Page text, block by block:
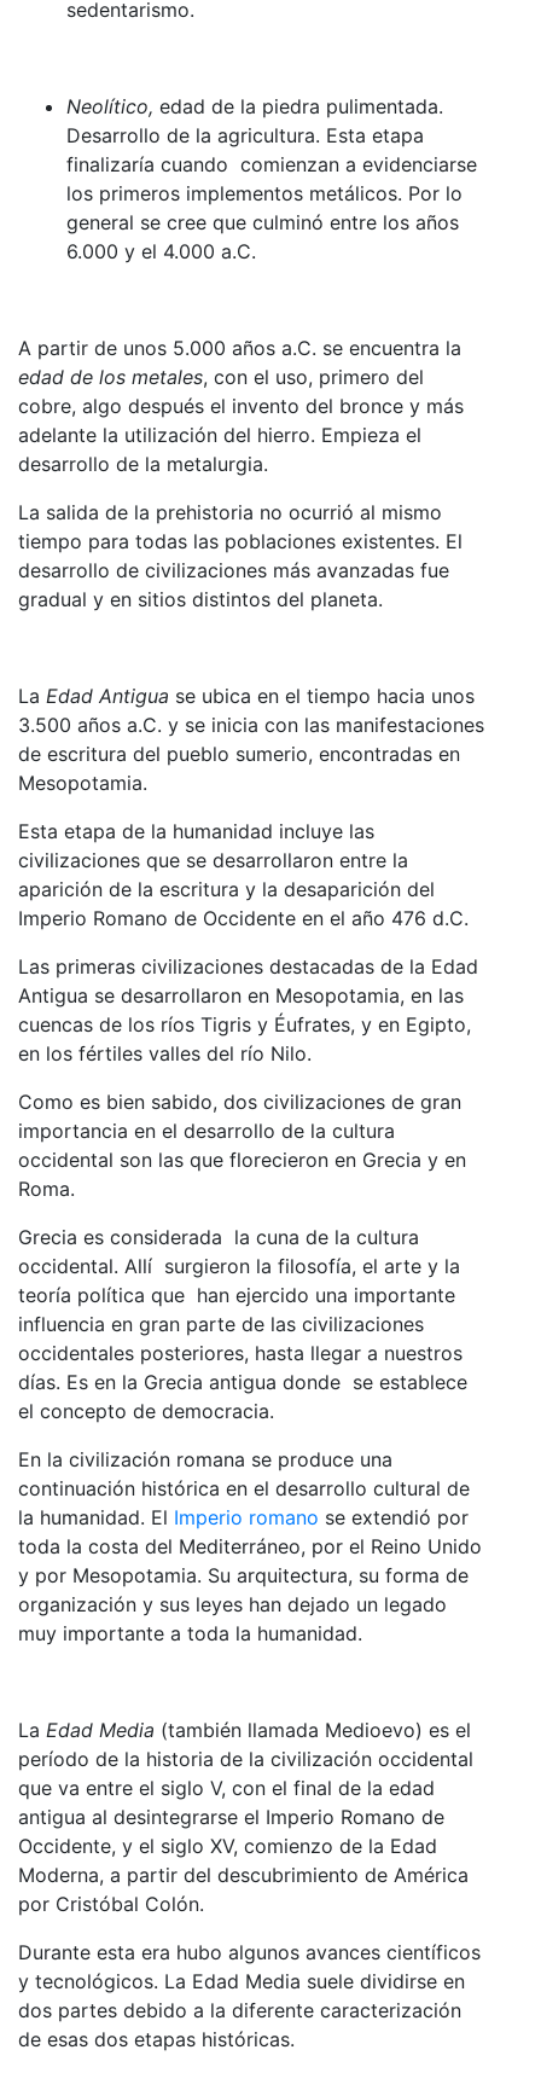
sedentarismo.
Neolítico, edad de la piedra pulimentada.
Desarrollo de la agricultura. Esta etapa
finalizaría cuando comienzan a evidenciarse
los primeros implementos metálicos. Por lo
general se cree que culminó entre los años
6.000 y el 4.000 a.C.
A partir de unos 5.000 años a.C. se encuentra la
edad de los metales, con el uso, primero del
cobre, algo después el invento del bronce y más
adelante la utilización del hierro. Empieza el
desarrollo de la metalurgia.
La salida de la prehistoria no ocurrió al mismo
tiempo para todas las poblaciones existentes. El
desarrollo de civilizaciones más avanzadas fue
gradual y en sitios distintos del planeta.
La Edad Antigua se ubica en el tiempo hacia unos
3.500 años a.C. y se inicia con las manifestaciones
de escritura del pueblo sumerio, encontradas en
Mesopotamia.
Esta etapa de la humanidad incluye las
civilizaciones que se desarrollaron entre la
aparición de la escritura y la desaparición del
Imperio Romano de Occidente en el año 476 d.C.
Las primeras civilizaciones destacadas de la Edad
Antigua se desarrollaron en Mesopotamia, en las
cuencas de los ríos Tigris y Éufrates, y en Egipto,
en los fértiles valles del río Nilo.
Como es bien sabido, dos civilizaciones de gran
importancia en el desarrollo de la cultura
occidental son las que florecieron en Grecia y en
Roma.
Grecia es considerada la cuna de la cultura
occidental. Allí surgieron la filosofía, el arte y la
teoría política que han ejercido una importante
influencia en gran parte de las civilizaciones
occidentales posteriores, hasta llegar a nuestros
días. Es en la Grecia antigua donde se establece
el concepto de democracia.
En la civilización romana se produce una
continuación histórica en el desarrollo cultural de
la humanidad. El Imperio romano se extendió por
toda la costa del Mediterráneo, por el Reino Unido
y por Mesopotamia. Su arquitectura, su forma de
organización y sus leyes han dejado un legado
muy importante a toda la humanidad.
La Edad Media (también llamada Medioevo) es el
período de la historia de la civilización occidental
que va entre el siglo V, con el final de la edad
antigua al desintegrarse el Imperio Romano de
Occidente, y el siglo XV, comienzo de la Edad
Moderna, a partir del descubrimiento de América
por Cristóbal Colón.
Durante esta era hubo algunos avances científicos
y tecnológicos. La Edad Media suele dividirse en
dos partes debido a la diferente caracterización
de esas dos etapas históricas.